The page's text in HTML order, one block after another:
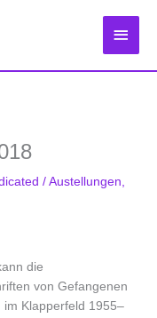
/Austellungen
die
von Gefangenen
im ­Klapperfeld 1955–